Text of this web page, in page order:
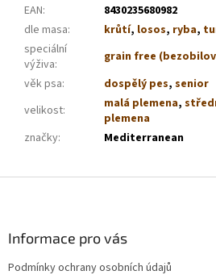
EAN:
8430235680982
dle masa: krůtí, losos, ryba,
speciální
výživa:
grain free
věk psa: dospělý pes, senior
velikost: malá plemena,
plemena
značky: Mediterranean
Informace pro vás
Podmínky ochrany osobních údajů